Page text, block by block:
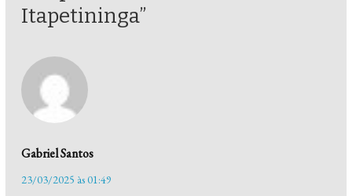
Itapetininga”
Gabriel Santos
23/03/2025 às 01:49